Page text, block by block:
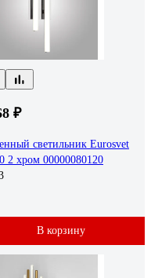
₽
светильник Eurosvet
2 хром 00000080120
В корзину